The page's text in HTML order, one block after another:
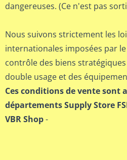
dangereuses. (Ce n'est pas
Nous suivons strictement les
internationales imposées par
contrôle des biens
double usage et des
Ces conditions de vente sont
départements Supply Store
VBR Shop-